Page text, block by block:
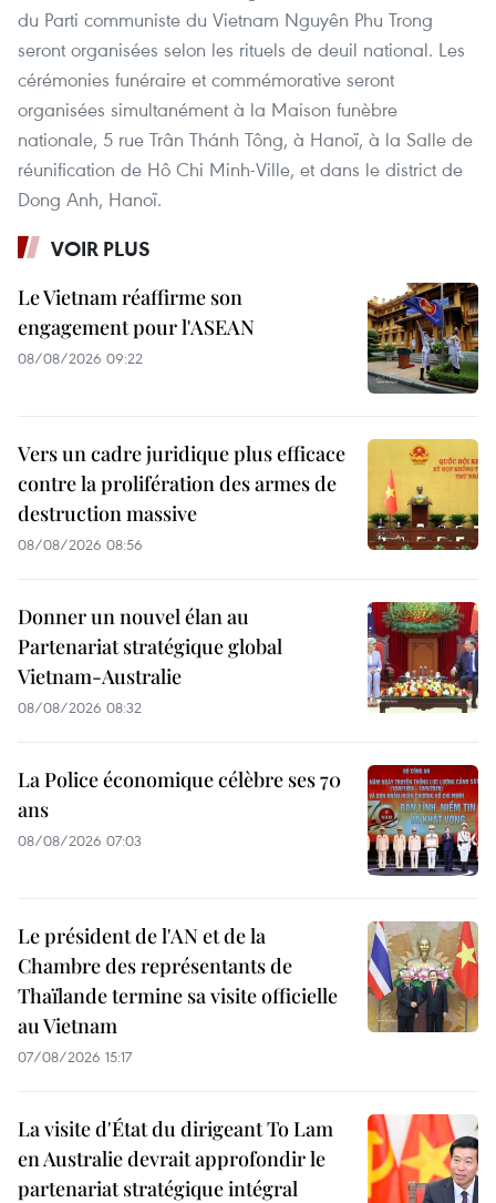
du Parti communiste du Vietnam Nguyên Phu Trong
seront organisées selon les rituels de deuil national. Les
cérémonies funéraire et commémorative seront
organisées simultanément à la Maison funèbre
nationale, 5 rue Trân Thánh Tông, à Hanoï, à la Salle de
réunification de Hô Chi Minh-Ville, et dans le district de
Dong Anh, Hanoï.
VOIR PLUS
Le Vietnam réaffirme son
engagement pour l'ASEAN
08/08/2026 09:22
Vers un cadre juridique plus efficace
contre la prolifération des armes de
destruction massive
08/08/2026 08:56
Donner un nouvel élan au
Partenariat stratégique global
Vietnam-Australie
08/08/2026 08:32
La Police économique célèbre ses 70
ans
08/08/2026 07:03
Le président de l'AN et de la
Chambre des représentants de
Thaïlande termine sa visite officielle
au Vietnam
07/08/2026 15:17
La visite d'État du dirigeant To Lam
en Australie devrait approfondir le
partenariat stratégique intégral